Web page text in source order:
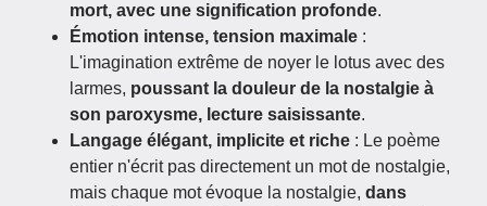
mort, avec une signification profonde.
Émotion intense, tension maximale :
L'imagination extrême de noyer le lotus avec des
larmes, poussant la douleur de la nostalgie à
son paroxysme, lecture saisissante.
Langage élégant, implicite et riche : Le poème
entier n'écrit pas directement un mot de nostalgie,
mais chaque mot évoque la nostalgie, dans